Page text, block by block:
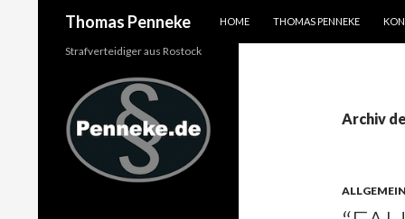
Thomas Penneke
HOME
THOMAS PENNEKE
Archiv
ALLGEMEIN
Strafverteidiger aus Rostock